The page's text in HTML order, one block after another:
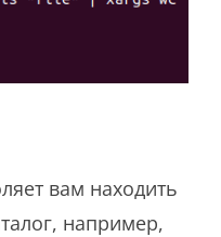
вам находить
например,